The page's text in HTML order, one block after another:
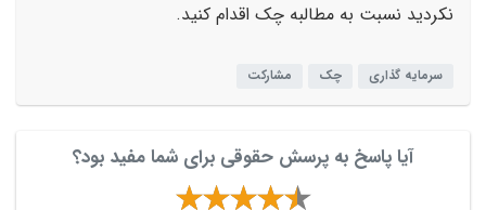
نکردید نسبت به مطالبه چک اقدام کنید.
سرمایه گذاری چک مشارکت
آیا پاسخ به پرسش حقوقی برای شما مفید بود؟